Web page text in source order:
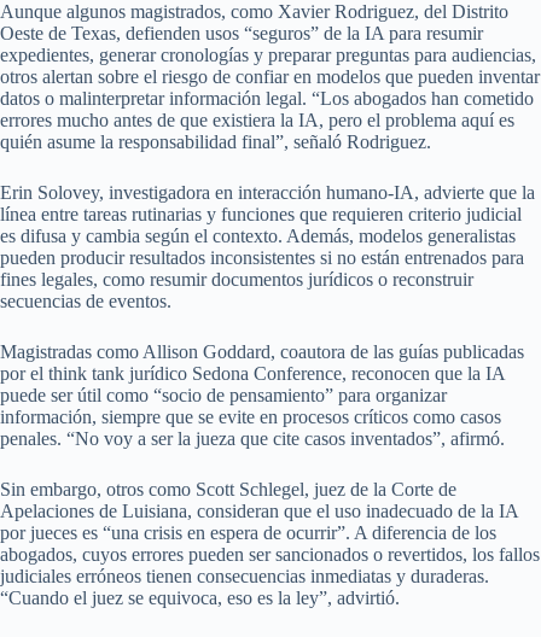
Aunque algunos magistrados, como Xavier Rodriguez, del Distrito
Oeste de Texas, defienden usos “seguros” de la IA para resumir
expedientes, generar cronologías y preparar preguntas para audiencias,
otros alertan sobre el riesgo de confiar en modelos que pueden inventar
datos o malinterpretar información legal. “Los abogados han cometido
errores mucho antes de que existiera la IA, pero el problema aquí es
quién asume la responsabilidad final”, señaló Rodriguez.
Erin Solovey, investigadora en interacción humano-IA, advierte que la
línea entre tareas rutinarias y funciones que requieren criterio judicial
es difusa y cambia según el contexto. Además, modelos generalistas
pueden producir resultados inconsistentes si no están entrenados para
fines legales, como resumir documentos jurídicos o reconstruir
secuencias de eventos.
Magistradas como Allison Goddard, coautora de las guías publicadas
por el think tank jurídico Sedona Conference, reconocen que la IA
puede ser útil como “socio de pensamiento” para organizar
información, siempre que se evite en procesos críticos como casos
penales. “No voy a ser la jueza que cite casos inventados”, afirmó.
Sin embargo, otros como Scott Schlegel, juez de la Corte de
Apelaciones de Luisiana, consideran que el uso inadecuado de la IA
por jueces es “una crisis en espera de ocurrir”. A diferencia de los
abogados, cuyos errores pueden ser sancionados o revertidos, los fallos
judiciales erróneos tienen consecuencias inmediatas y duraderas.
“Cuando el juez se equivoca, eso es la ley”, advirtió.